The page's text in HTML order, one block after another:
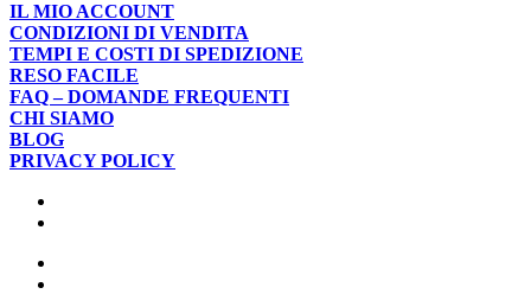
IL MIO ACCOUNT
CONDIZIONI DI VENDITA
TEMPI E COSTI DI SPEDIZIONE
RESO FACILE
FAQ – DOMANDE FREQUENTI
CHI SIAMO
BLOG
PRIVACY POLICY